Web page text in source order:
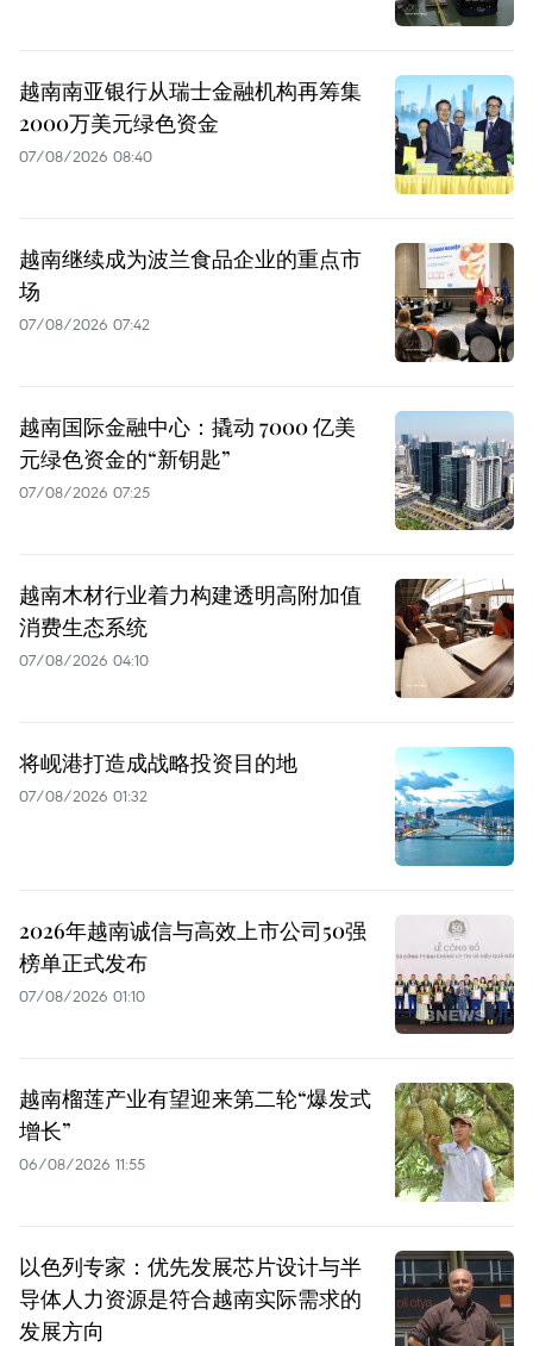
越南南亚银行从瑞士金融机构再筹集
2000万美元绿色资金
07/08/2026 08:40
越南继续成为波兰食品企业的重点市
场
07/08/2026 07:42
越南国际金融中心：撬动 7000 亿美
元绿色资金的“新钥匙”
07/08/2026 07:25
越南木材行业着力构建透明高附加值
消费生态系统
07/08/2026 04:10
将岘港打造成战略投资目的地
07/08/2026 01:32
2026年越南诚信与高效上市公司50强
榜单正式发布
07/08/2026 01:10
越南榴莲产业有望迎来第二轮“爆发式
增长”
06/08/2026 11:55
以色列专家：优先发展芯片设计与半
导体人力资源是符合越南实际需求的
发展方向